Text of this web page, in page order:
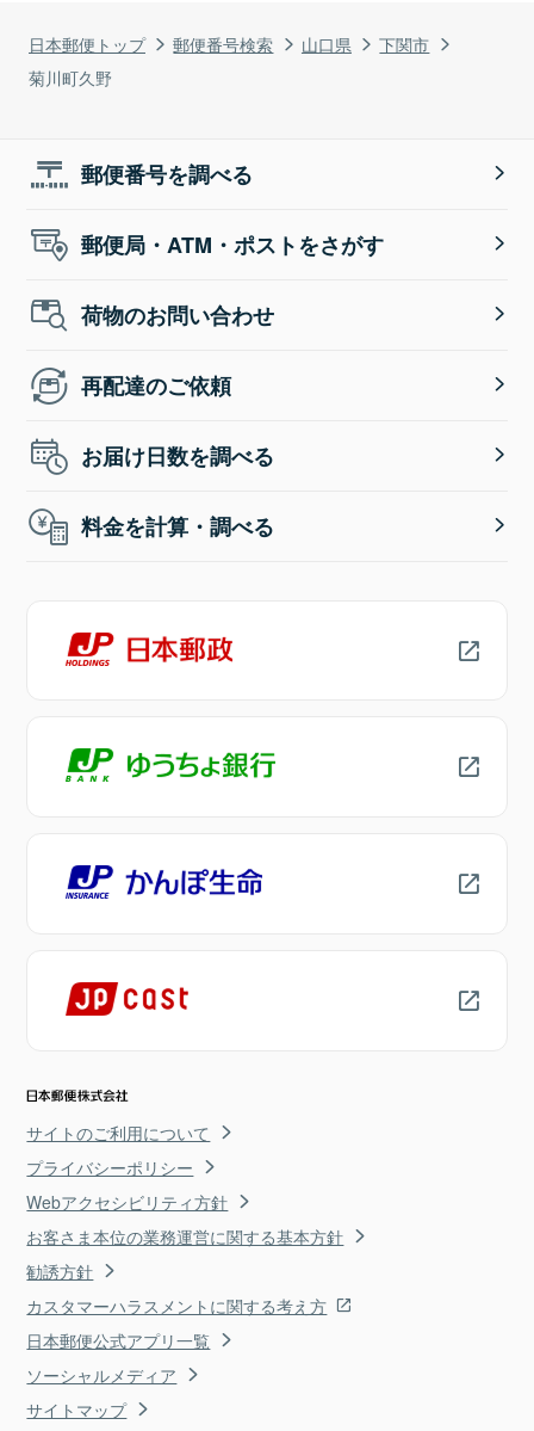
日本郵便トップ 郵便番号検索 山口県
下関市
菊川町久野
郵便番号を調べる
郵便局・ATM・ポストをさがす
荷物のお問い合わせ
再配達のご依頼
お届け日数を調べる
料金を計算・調べる
サイトのご利用について
プライバシーポリシー
Webアクセシビリティ方針
お客さま本位の業務運営に関する基本方針
勧誘方針
カスタマーハラスメントに関する考え方
日本郵便公式アプリ一覧
ソーシャルメディア
サイトマップ